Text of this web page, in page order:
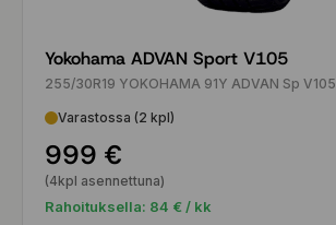
Yokohama ADVAN Sport V105
255/30R19 YOKOHAMA 91Y ADVAN Sp V105
Varastossa (2 kpl)
999 €
(4kpl asennettuna)
Rahoituksella: 84 € / kk